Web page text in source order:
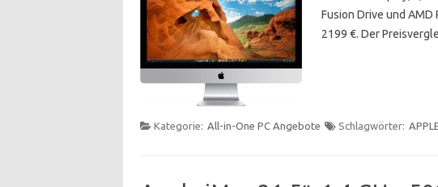
Fusion Drive und AMD
2199 €. Der
Kategorie: All-in-One PC Angebote Schlagwörter: